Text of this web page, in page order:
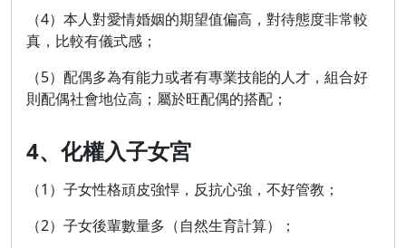
（4）本人對愛情婚姻的期望值偏高，對待態度非常較
真，比較有儀式感；
（5）配偶多為有能力或者有專業技能的人才，組合好
則配偶社會地位高；屬於旺配偶的搭配；
4、化權入子女宮
（1）子女性格頑皮強悍，反抗心強，不好管教；
（2）子女後輩數量多（自然生育計算）；